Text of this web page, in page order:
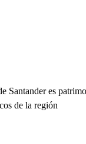
Santander es
de la región